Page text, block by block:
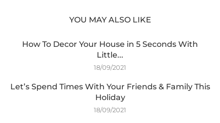
YOU MAY ALSO LIKE
How To Decor Your House in 5 Seconds With
Little...
18/09/2021
Let’s Spend Times With Your Friends & Family This
Holiday
18/09/2021